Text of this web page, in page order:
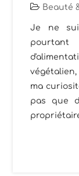
Beauté
Je ne
ma
pas que